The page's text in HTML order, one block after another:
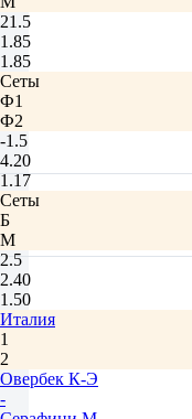
21.5
1.85
1.85
Сеты
Ф1
Ф2
-1.5
4.20
1.17
Сеты
Б
М
2.5
2.40
1.50
Италия
1
2
Овербек К-Э
-